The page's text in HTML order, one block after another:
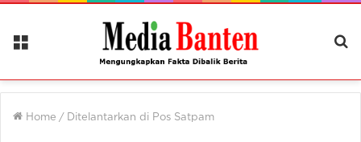
Menu
Home / Ditelantarkan di Pos Satpam